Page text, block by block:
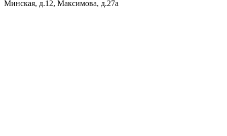
Минская, д.12, Максимова, д.27а